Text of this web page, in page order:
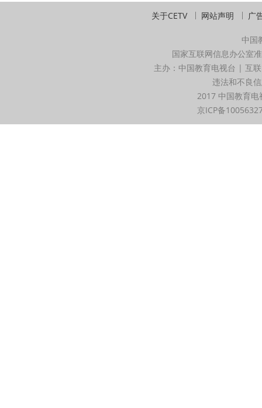
关于CETV 网站声明 广
中国
国家互联网信息办公室
主办：中国教育电视台 | 互
违法和不良
2017 中国教育
京ICP备